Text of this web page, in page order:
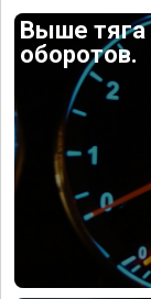
Выше тяга
оборотов.